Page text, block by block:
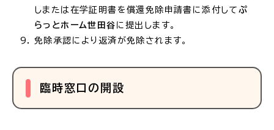
しまたは在学証明書を償還免除申請書に添付して ぷ
らっとホーム世田谷 に提出します。
免除承認により返済が免除されます。
臨時窓口の開設